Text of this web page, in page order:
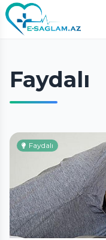
Faydalı
Faydalı